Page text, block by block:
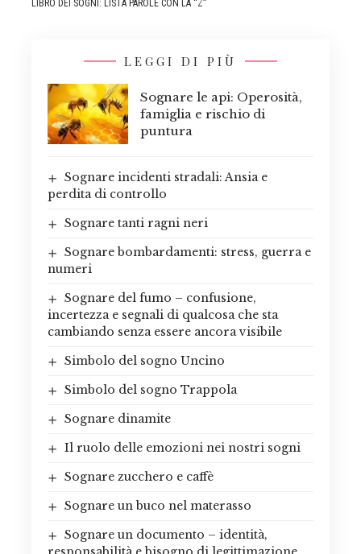
LIBRO DEI SOGNI: LISTA PAROLE CON LA “Z”
LEGGI DI PIÙ
Sognare le api: Operosità,
famiglia e rischio di
puntura
Sognare incidenti stradali: Ansia e
perdita di controllo
Sognare tanti ragni neri
Sognare bombardamenti: stress, guerra e
numeri
Sognare del fumo – confusione,
incertezza e segnali di qualcosa che sta
cambiando senza essere ancora visibile
Simbolo del sogno Uncino
Simbolo del sogno Trappola
Sognare dinamite
Il ruolo delle emozioni nei nostri sogni
Sognare zucchero e caffè
Sognare un buco nel materasso
Sognare un documento – identità,